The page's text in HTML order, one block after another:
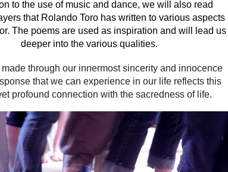
to the use of music and dance, we will also read
that Rolando Toro has written to various aspects
The poems are used as inspiration and will lead us
deeper into the various qualities.
through our innermost sincerity and innocence
that we can experience in our life reflects this
profound connection with the sacredness of life.